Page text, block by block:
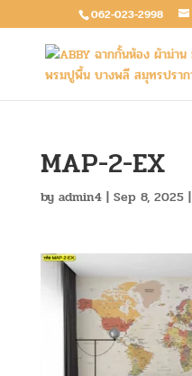
062-023-2998
MAP-2-EX
by admin4| Sep 8, 2025|